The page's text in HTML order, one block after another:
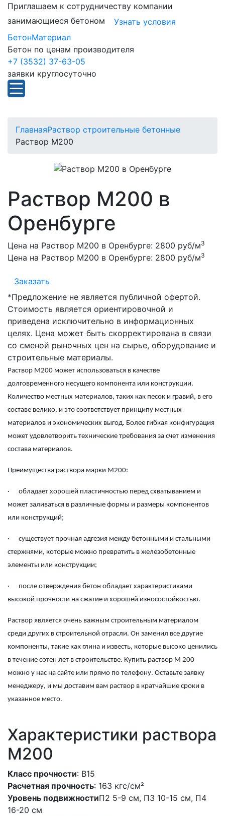
Приглашаем к сотрудничеству компании
занимающиеся бетоном
Узнать условия
БетонМатериал
Бетон по ценам производителя
+7 (3532) 37-63-05
заявки круглосуточно
ГлавнаяРаствор строительные бетонные
Раствор М200
Раствор М200 в
Оренбурге
Цена на Раствор М200 в Оренбурге: 2800 руб/м3
Цена на Раствор М200 в Оренбурге: 2800 руб/м3
Заказать
*Предложение не является публичной офертой.
Стоимость является ориентировочной и
приведена исключительно в информационных
целях. Цена может быть скорректирована в связи
со сменой рыночных цен на сырье, оборудование и
строительные материалы.
Раствор М200 может использоваться в качестве
долговременного несущего компонента или конструкции.
Количество местных материалов, таких как песок и гравий, в его
составе велико, и это соответствует принципу местных
материалов и экономических выгод. Более гибкая конфигурация
может удовлетворить технические требования за счет изменения
состава материалов.
Преимущества раствора марки М200:
·
обладает хорошей пластичностью перед схватыванием и
может заливаться в различные формы и размеры компонентов
или конструкций;
·
существует прочная адгезия между бетонными и стальными
стержнями, которые можно превратить в железобетонные
элементы или конструкции;
·
после отверждения бетон обладает характеристиками
высокой прочности на сжатие и хорошей износостойкостью.
Раствор является очень важным строительным материалом
среди других в строительной отрасли. Он заменил все другие
компоненты, такие как глина и известь, которые высоко ценились
в течение сотен лет в строительстве. Купить раствор М 200
можно у нас на сайте или прямо по телефону. Оставьте заявку
менеджеру, и мы доставим вам раствор в кратчайшие сроки в
указанное место.
Характеристики раствора
M200
Класс прочности: В15
Расчетная прочность: 163 кгс/см²
Уровень подвижностиП2 5-9 см, П3 10-15 см, П4
16-20 см